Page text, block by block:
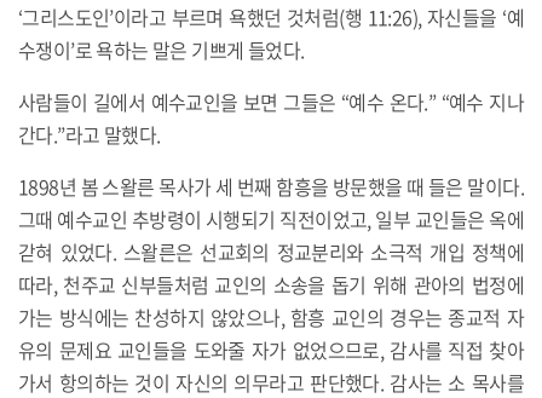
‘그리스도인’이라고 부르며 욕했던 것처럼(행 11:26), 자신들을 ‘예
수쟁이’로 욕하는 말은 기쁘게 들었다.
사람들이 길에서 예수교인을 보면 그들은 “예수 온다.” “예수 지나
간다.”라고 말했다.
1898년 봄 스왈른 목사가 세 번째 함흥을 방문했을 때 들은 말이다.
그때 예수교인 추방령이 시행되기 직전이었고, 일부 교인들은 옥에
갇혀 있었다. 스왈른은 선교회의 정교분리와 소극적 개입 정책에
따라, 천주교 신부들처럼 교인의 소송을 돕기 위해 관아의 법정에
가는 방식에는 찬성하지 않았으나, 함흥 교인의 경우는 종교적 자
유의 문제요 교인들을 도와줄 자가 없었으므로, 감사를 직접 찾아
가서 항의하는 것이 자신의 의무라고 판단했다. 감사는 소 목사를